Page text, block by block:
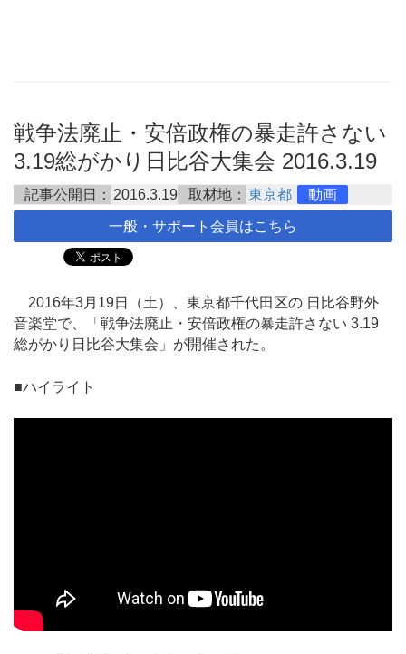
戦争法廃止・安倍政権の暴走許さない
3.19総がかり日比谷大集会 2016.3.19
記事公開日： 2016.3.19 取材地： 東京都 動画
一般・サポート会員はこちら
2016年3月19日（土）、東京都千代田区の 日比谷野外
音楽堂で、「戦争法廃止・安倍政権の暴走許さない 3.19
総がかり日比谷大集会」が開催された。
■ハイライト